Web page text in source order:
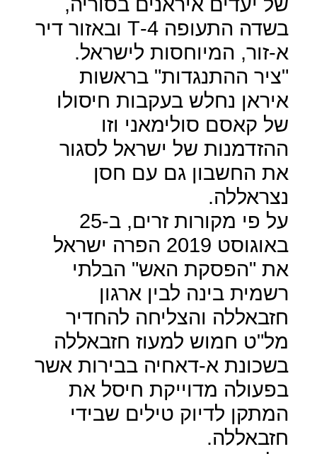
בשדה התעופה 4-
T ובאזור דיר
א-זור, המיוחסות לישראל.
"ציר ההתנגדות" בראשות
איראן נחלש בעקבות חיסולו
של קאסם סולימאני וזו
ההזדמנות של ישראל לסגור
את החשבון גם עם חסן
נצראללה.
על פי מקורות זרים, ב-25
באוגוסט 2019 הפרה ישראל
את "הפסקת האש" הבלתי
רשמית בינה לבין ארגון
חזבאללה והצליחה להחדיר
מל"ט חמוש למעוז חזבאללה
בשכונת א-דאחיה בבירות אשר
בפעולה מדוייקת חיסל את
המתקן לדיוק טילים שבידי
חזבאללה.